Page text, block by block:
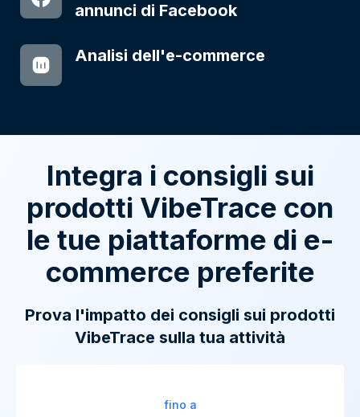
annunci di Facebook
Analisi dell'e-commerce
Integra i consigli sui
prodotti VibeTrace con
le tue piattaforme di e-
commerce preferite
Prova l'impatto dei consigli sui prodotti
VibeTrace sulla tua attività
fino a